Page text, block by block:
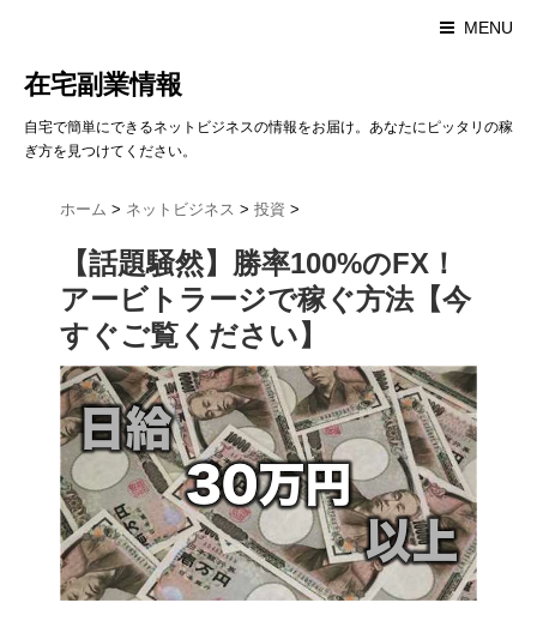
MENU
在宅副業情報
自宅で簡単にできるネットビジネスの情報をお届け。あなたにピッタリの稼
ぎ方を見つけてください。
ホーム > ネットビジネス > 投資 >
【話題騒然】勝率100%のFX！
アービトラージで稼ぐ方法【今
すぐご覧ください】